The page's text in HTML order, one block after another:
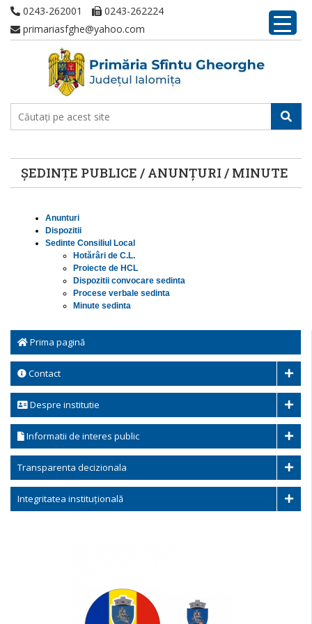
0243-262001
0243-262224
primariasfghe@yahoo.com
ȘEDINȚE PUBLICE / ANUNȚURI / MINUTE
Prima pagină
Contact
Despre institutie
Informatii de interes public
Transparenta decizionala
Integritatea instituțională
Anunturi
Dispozitii
Sedinte Consiliul Local
Hotărâri de C.L.
Proiecte de HCL
Dispozitii convocare sedinta
Procese verbale sedinta
Minute sedinta